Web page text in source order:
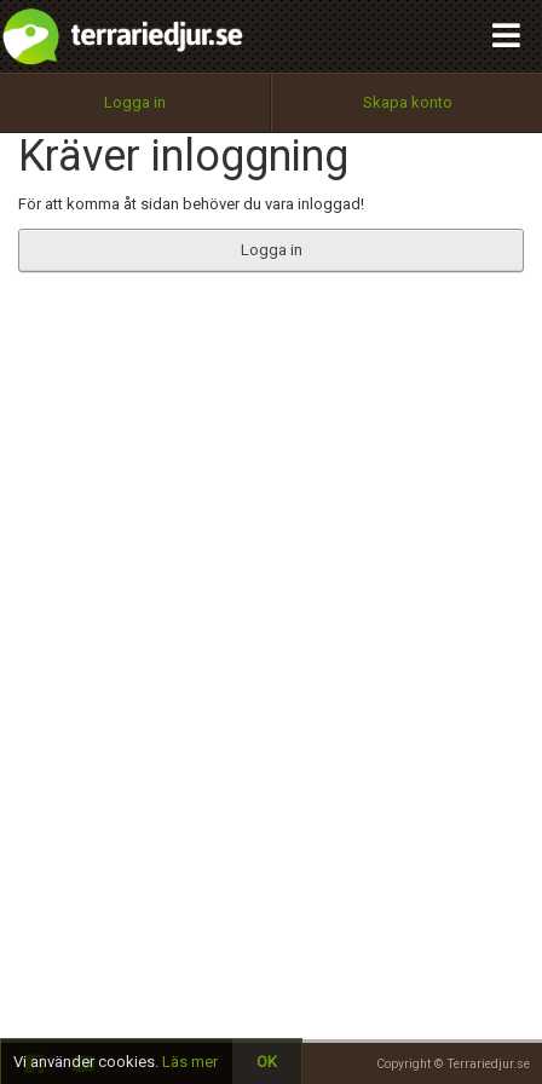
Logga in Skapa konto
Kräver inloggning
För att komma åt sidan behöver du vara inloggad!
Logga in
Copyright © Terrariedjur.se
Utför
100%
OK
integritetspolicy
Namn:
Epost:
Begär nytt lösenord
Tillbaka till förstasidan
Vi använder cookies. Läs mer OK